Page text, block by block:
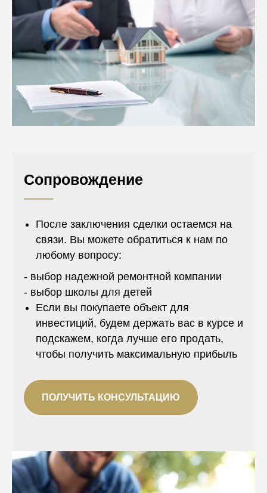
Сопровождение
После заключения сделки остаемся на
связи. Вы можете обратиться к нам по
любому вопросу:
- выбор надежной ремонтной компании
- выбор школы для детей
Если вы покупаете объект для
инвестиций, будем держать вас в курсе и
подскажем, когда лучше его продать,
чтобы получить максимальную прибыль
ПОЛУЧИТЬ КОНСУЛЬТАЦИЮ